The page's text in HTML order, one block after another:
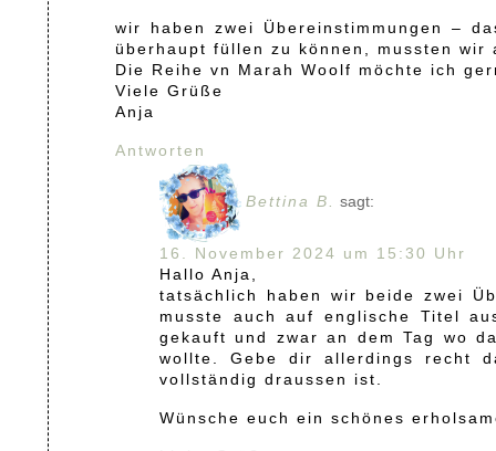
wir haben zwei Übereinstimmungen –
überhaupt füllen zu können, mussten
Die Reihe vn Marah Woolf möchte ich
Viele Grüße
Anja
Antworten
Bettina B. sagt:
16. November 2024 um 15:30 Uhr
Hallo Anja,
tatsächlich haben wir beide zwei
musste auch auf englische Titel
gekauft und zwar an dem Tag wo
wollte. Gebe dir allerdings recht
vollständig draussen ist.
Wünsche euch ein schönes